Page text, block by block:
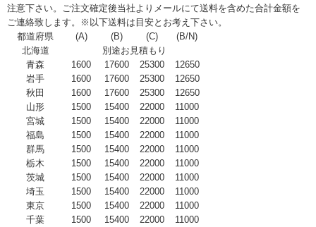
注意下さい。ご注文確定後当社よりメールにて送料を含めた合計金額を
ご連絡致します。※以下送料は目安とお考え下さい。
都道府県
(A) (B) (C)
(B/N)
北海道
別途お見積もり
青森
1600 17600 25300
12650
岩手
1600 17600 25300
12650
秋田
1600 17600 25300
12650
山形
1500 15400 22000
11000
宮城
1500 15400 22000
11000
福島
1500 15400 22000
11000
群馬
1500 15400 22000
11000
栃木
1500 15400 22000
11000
茨城
1500 15400 22000
11000
埼玉
1500 15400 22000
11000
東京
1500 15400 22000
11000
千葉
1500 15400 22000
11000